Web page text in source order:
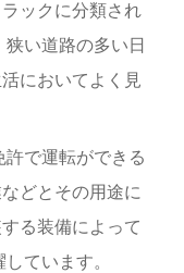
ックに分類され
い道路の多い日
においてよく見
で運転ができる
どとその用途に
る装備によって
ています。